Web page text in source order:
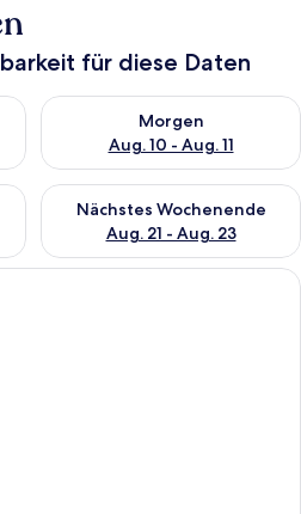
für diese Daten
für heute Nacht, Aug. 9 - Aug.
Morgen
Aug. 10 - Aug. 11
Überprüfe die Verfügbarkeit
dieses Wochenende, Aug. 14
Nächstes Wochenende
Aug. 21 - Aug. 23
Überprüfe die Verfügbarkeit
Ein Detailaufnahme eines